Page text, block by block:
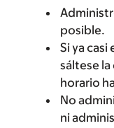
posible.
Si ya casi
sáltese
horario
No
ni